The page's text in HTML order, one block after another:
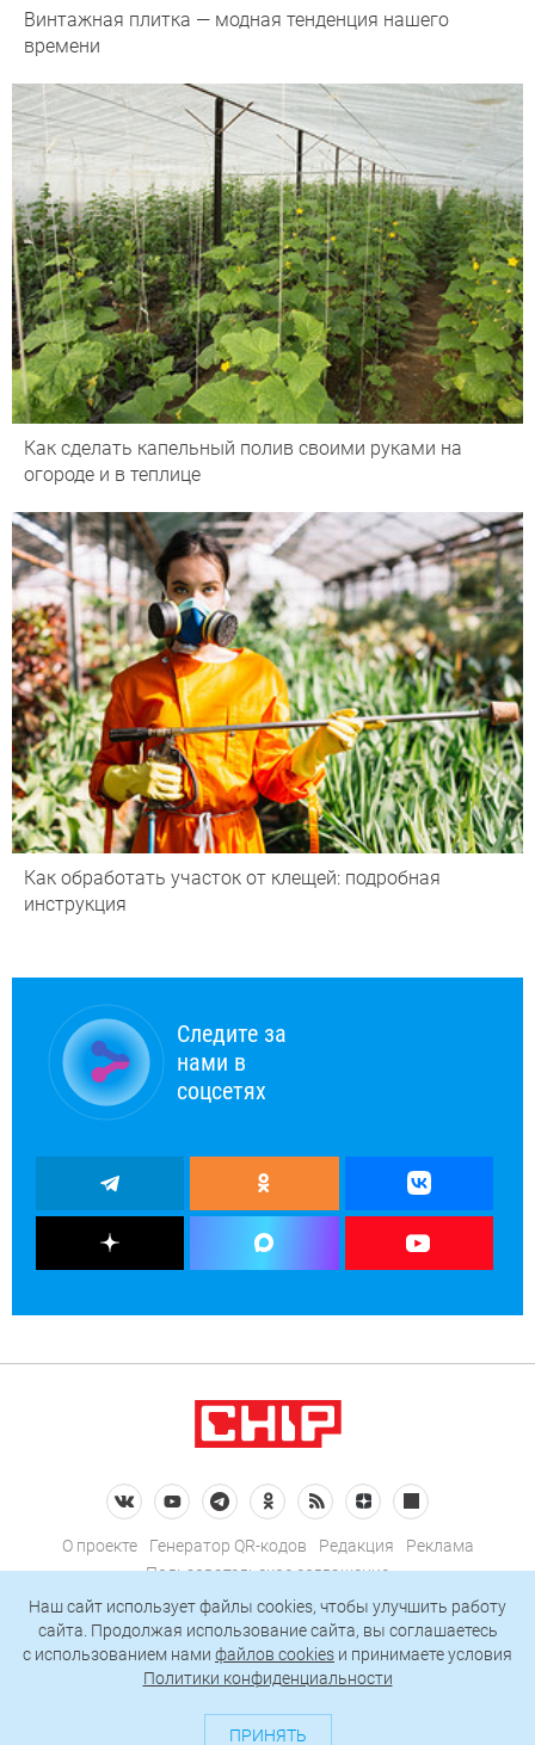
Винтажная плитка — модная тенденция нашего
времени
Как сделать капельный полив своими руками на
огороде и в теплице
Как обработать участок от клещей: подробная
инструкция
Следите за
нами в
соцсетях
О проекте Генератор QR-кодов Редакция
Реклама
Пользовательское соглашение
Политика конфиденциальности
Подписаться на рассылку
127018, Москва, ул. Полковая, д. 3, стр. 4, помещение I, комн. 23
Наш сайт использует файлы cookies, чтобы улучшить работу
сайта. Продолжая использование сайта, вы соглашаетесь
c использованием нами файлов cookies и принимаете условия
Политики конфиденциальности
ПРИНЯТЬ